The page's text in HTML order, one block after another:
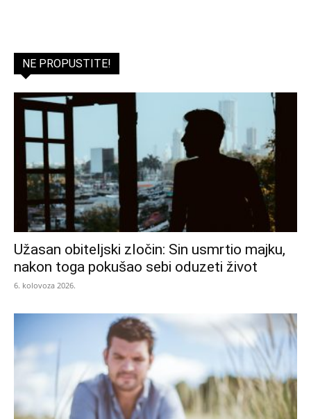
NE PROPUSTITE!
Užasan obiteljski zločin: Sin usmrtio majku,
nakon toga pokušao sebi oduzeti život
6. kolovoza 2026.